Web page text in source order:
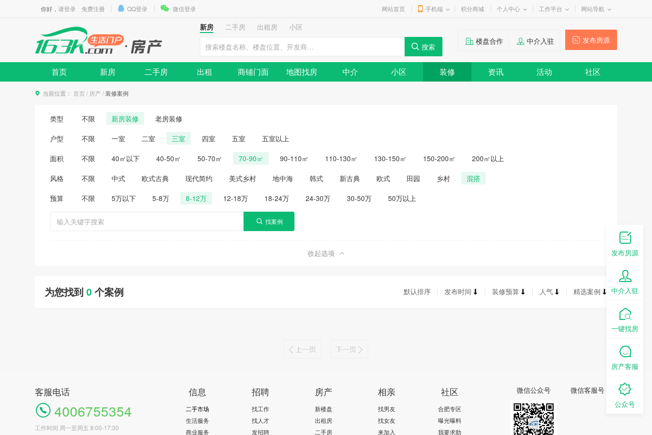
你好， 请登录 免费注册 QQ登录 微信登录 网站首页 手机端 积分商城 个人中心 工作平台 网站导航
新房 二手房 出租房
小区
发布房源
楼盘合作 中介入驻
首页 新房 二手房 出租 商铺门面 地图找房 中介 小区 装修 资讯 活动 社区
当前位置： 首页 / 房产/装修案例
类型 不限 新房装修 老房装修
户型 不限 一室 二室 三室 四室 五室 五室以上
面积 不限 40㎡以下 40-50㎡ 50-70㎡ 70-90㎡ 90-110㎡ 110-130㎡ 130-150㎡ 150-200㎡ 200㎡以上
风格 不限 中式 欧式古典 现代简约 美式乡村 地中海 韩式 新古典 欧式 田园 乡村 混搭
预算 不限 5万以下 5-8万 8-12万 12-18万 18-24万 24-30万 30-50万 50万以上
收起选项
默认排序 发布时间 装修预算 人气 精选案例
为您找到 0 个案例
客服电话
4006755354
工作时间 周一至周五 8:00-17:30
信息
二手市场
生活服务
商业服务
招聘
找工作
找人才
发招聘
房产
新楼盘
出租房
二手房
相亲
找男友
找女友
来加入
社区
合肥专区
曝光曝料
我要求助
微信公众号 微信客服号
发布房源
中介入驻
一键找房
房产客服
公众号